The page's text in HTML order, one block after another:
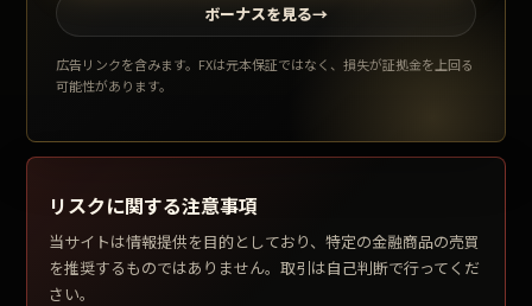
ボーナスを見る→
広告リンクを含みます。FXは元本保証ではなく、損失が証拠金を上回る
可能性があります。
リスクに関する注意事項
当サイトは情報提供を目的としており、特定の金融商品の売買
を推奨するものではありません。取引は自己判断で行ってくだ
さい。